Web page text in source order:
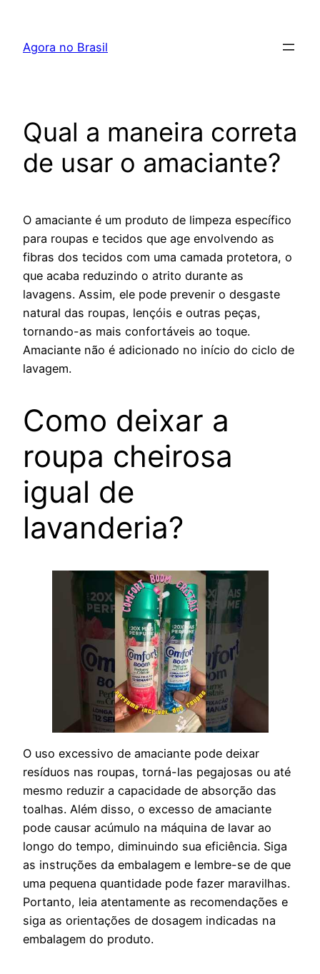
Agora no Brasil
Qual a maneira correta
de usar o amaciante?
O amaciante é um produto de limpeza específico
para roupas e tecidos que age envolvendo as
fibras dos tecidos com uma camada protetora, o
que acaba reduzindo o atrito durante as
lavagens. Assim, ele pode prevenir o desgaste
natural das roupas, lençóis e outras peças,
tornando-as mais confortáveis ao toque.
Amaciante não é adicionado no início do ciclo de
lavagem.
Como deixar a
roupa cheirosa
igual de
lavanderia?
O uso excessivo de amaciante pode deixar
resíduos nas roupas, torná-las pegajosas ou até
mesmo reduzir a capacidade de absorção das
toalhas. Além disso, o excesso de amaciante
pode causar acúmulo na máquina de lavar ao
longo do tempo, diminuindo sua eficiência. Siga
as instruções da embalagem e lembre-se de que
uma pequena quantidade pode fazer maravilhas.
Portanto, leia ⁤atentamente‍ as‌ recomendações e
siga ​as orientações de dosagem indicadas na
embalagem do produto.